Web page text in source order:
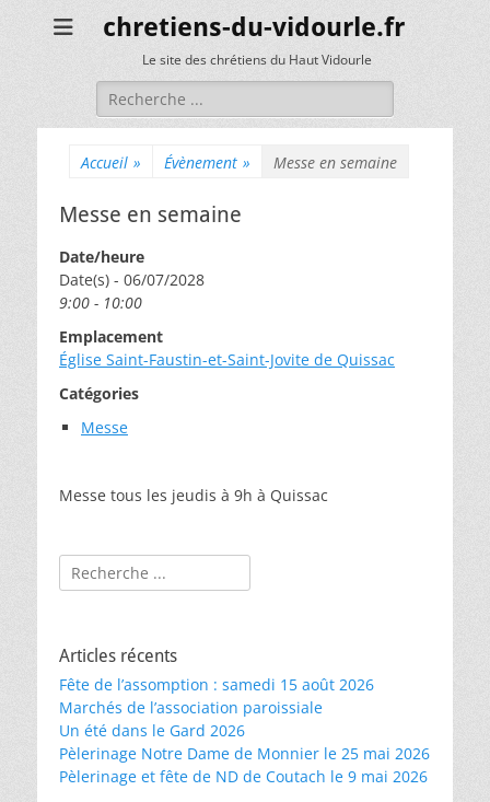
chretiens-du-vidourle.fr
Le site des chrétiens du Haut Vidourle
Rechercher :
Accueil » Évènement » Messe en semaine
Messe en semaine
Date/heure
Date(s) - 06/07/2028
9:00 - 10:00
Emplacement
Église Saint-Faustin-et-Saint-Jovite de Quissac
Catégories
Messe
Messe tous les jeudis à 9h à Quissac
Rechercher :
Articles récents
Fête de l’assomption : samedi 15 août 2026
Marchés de l’association paroissiale
Un été dans le Gard 2026
Pèlerinage Notre Dame de Monnier le 25 mai 2026
Pèlerinage et fête de ND de Coutach le 9 mai 2026